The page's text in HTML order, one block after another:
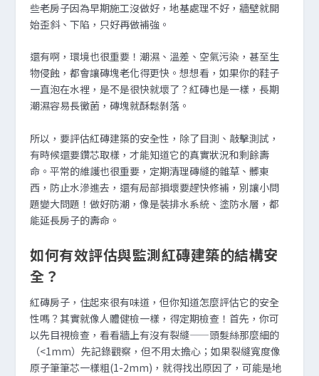
些老房子因為早期施工沒做好，地基處理不好，牆壁就開
始歪斜、下陷，只好再做補強。
還有啊，環境也很重要！潮濕、溫差、空氣污染，甚至生
物侵蝕，都會讓磚塊老化得更快。想想看，如果你的鞋子
一直泡在水裡，是不是很快就壞了？紅磚也是一樣，長期
潮濕容易長黴菌，磚塊就酥鬆剝落。
所以，要評估紅磚建築的安全性，除了目測、敲擊測試，
有時候還要鑽芯取樣，才能知道它的真實狀況和剩餘壽
命。平常的維護也很重要，定期清理磚縫的雜草、髒東
西，防止水滲進去，還有局部損壞要趕快修補，別讓小問
題變大問題！做好防潮，像是裝排水系統、塗防水層，都
能延長房子的壽命。
如何有效評估與監測紅磚建築的結構安
全？
紅磚房子，住起來很有味道，但你知道怎麼評估它的安全
性嗎？其實就像人體健檢一樣，得定期檢查！首先，你可
以先目視檢查，看看牆上有沒有裂縫——頭髮絲那麼細的
（<1mm）先記錄觀察，但不用太擔心；如果裂縫寬度像
原子筆筆芯一樣粗(1-2mm)，就得找出原因了，可能是地